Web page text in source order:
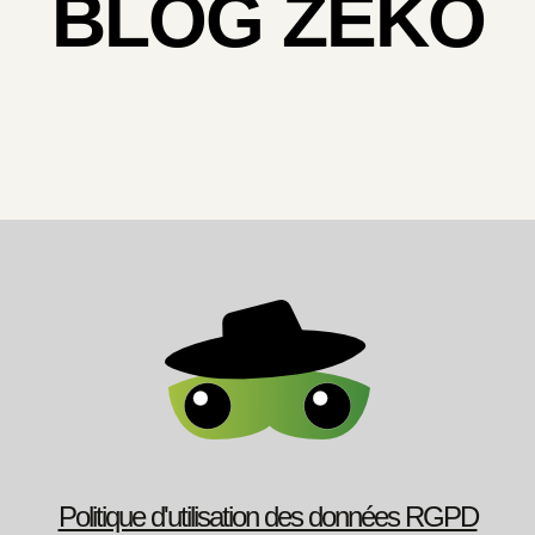
BLOG ZEKO
Politique d'utilisation des données RGPD